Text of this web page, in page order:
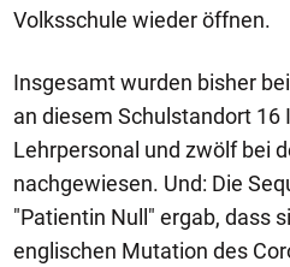
Volksschule wieder öffnen.
Insgesamt wurden bisher
an diesem Schulstandort
Lehrpersonal und zwölf bei
nachgewiesen. Und: Die
"Patientin Null" ergab, dass
englischen Mutation des